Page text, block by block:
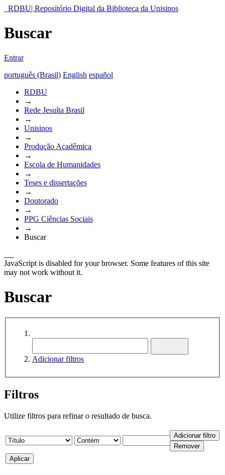
RDBU| Repositório Digital da Biblioteca da Unisinos
Buscar
Entrar
português (Brasil) English español
RDBU
→
Rede Jesuíta Brasil
→
Unisinos
→
Produção Acadêmica
→
Escola de Humanidades
→
Teses e dissertações
→
Doutorado
→
PPG Ciências Sociais
→
Buscar
JavaScript is disabled for your browser. Some features of this site
may not work without it.
Buscar
Adicionar filtros
Filtros
Utilize filtros para refinar o resultado de busca.